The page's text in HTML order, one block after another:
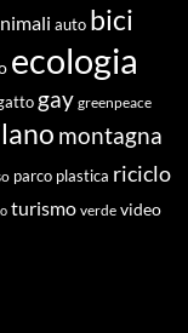
auto bici
ecologia
gay greenpeace
montagna
parco plastica riciclo
turismo verde video